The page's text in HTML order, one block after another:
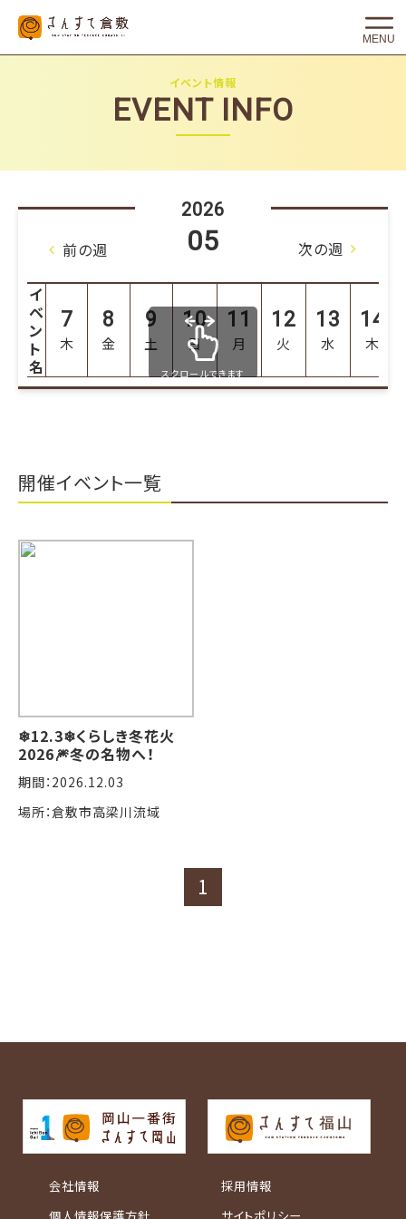
MENU
EVENT INFO
イベント情報
2026
05
前の週 次の週
イ
ベ
ン
ト
名
7
木
8
金
9
土
10
日
11
月
12
火
13
水
14
木
スクロールできます
開催イベント一覧
❄12.3❄くらしき冬花火
2026🎆冬の名物へ！
期間：2026.12.03
場所：倉敷市高梁川流域
1
会社情報
採用情報